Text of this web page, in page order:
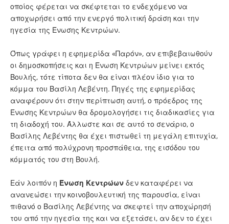
οποίος φέρεται να σκέφτεται το ενδεχόμενο να
αποχωρήσει από την ενεργό πολιτική δράση και την
ηγεσία της Ένωσης Κεντρώων.
Όπως γράφει η εφημερίδα «Παρόν», αν επιβεβαιωθούν
οι δημοσκοπήσεις και η Ένωση Κεντρώων μείνει εκτός
Βουλής, τότε τίποτα δεν θα είναι πλέον ίδιο για το
κόμμα του Βασίλη Λεβέντη. Πηγές της εφημερίδας
αναφέρουν ότι στην περίπτωση αυτή, ο πρόεδρος της
Ένωσης Κεντρώων θα δρομολογήσει τις διαδικασίες για
τη διαδοχή του. Άλλωστε και σε αυτό το σενάριο, ο
Βασίλης Λεβέντης θα έχει πιστωθεί τη μεγάλη επιτυχία,
έπειτα από πολύχρονη προσπάθεια, της εισόδου του
κόμματός του στη Βουλή.
Εάν λοιπόν η Ένωση Κεντρώων δεν καταφέρει να
ανανεώσει την κοινοβουλευτική της παρουσία, είναι
πιθανό ο Βασίλης Λεβέντης να σκεφτεί την αποχώρησή
του από την ηγεσία της και να εξετάσει, αν δεν το έχει